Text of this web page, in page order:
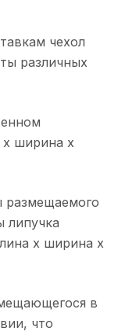
чехол
различных
х ширина х
липучка
х ширина х
в
что